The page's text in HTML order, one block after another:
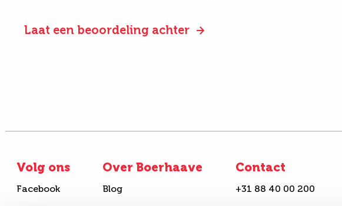
Laat een beoordeling achter
Volg ons
Facebook
Over Boerhaave
Blog
Contact
+31 88 40 00 200